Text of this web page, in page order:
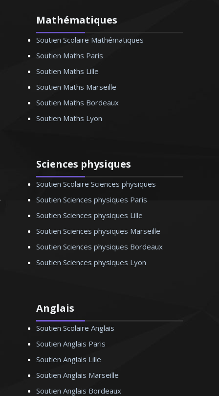
bac. La réussite, l’épanouissement
intellectuel de mes élèves sont ma
principale motivation
philosophie - Strasbourg
Mathématiques
Soutien Scolaire Mathématiques
Soutien Maths Paris
Soutien Maths Lille
Soutien Maths Marseille
Soutien Maths Bordeaux
Soutien Maths Lyon
Sciences physiques
Soutien Scolaire Sciences physiques
Soutien Sciences physiques Paris
Soutien Sciences physiques Lille
Soutien Sciences physiques Marseille
Soutien Sciences physiques Bordeaux
Soutien Sciences physiques Lyon
Anglais
Soutien Scolaire Anglais
Soutien Anglais Paris
Soutien Anglais Lille
Soutien Anglais Marseille
Soutien Anglais Bordeaux